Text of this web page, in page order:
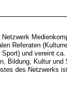
Referaten
und vereint
Bildung, Kultur und
des Netzwerks